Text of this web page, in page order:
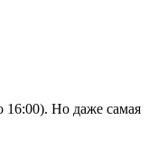
16:00). Но даже самая